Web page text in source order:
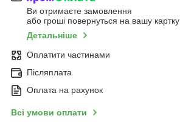
Ви отримаєте замовлення
або гроші повернуться на вашу картку
Детальніше
Оплатити частинами
Післяплата
Оплата на рахунок
Всі умови оплати